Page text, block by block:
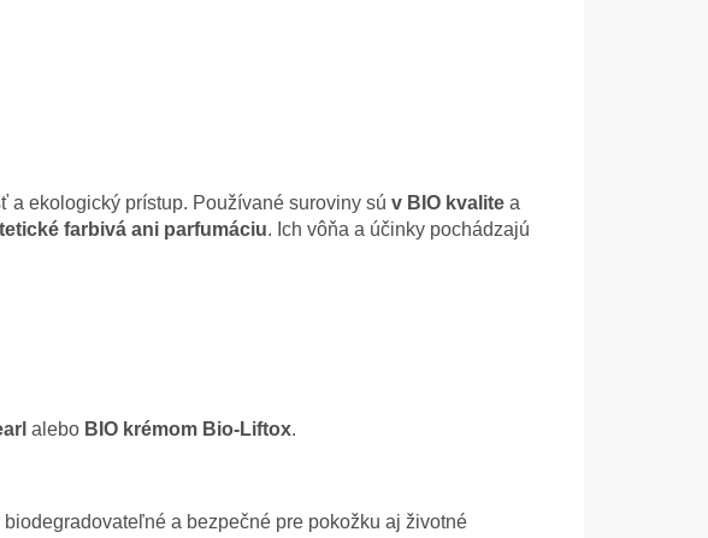
a ekologický prístup. Používané suroviny sú v BIO kvalite a
farbivá ani parfumáciu. Ich vôňa a účinky pochádzajú
alebo BIO krémom Bio-Liftox.
a bezpečné pre pokožku aj životné